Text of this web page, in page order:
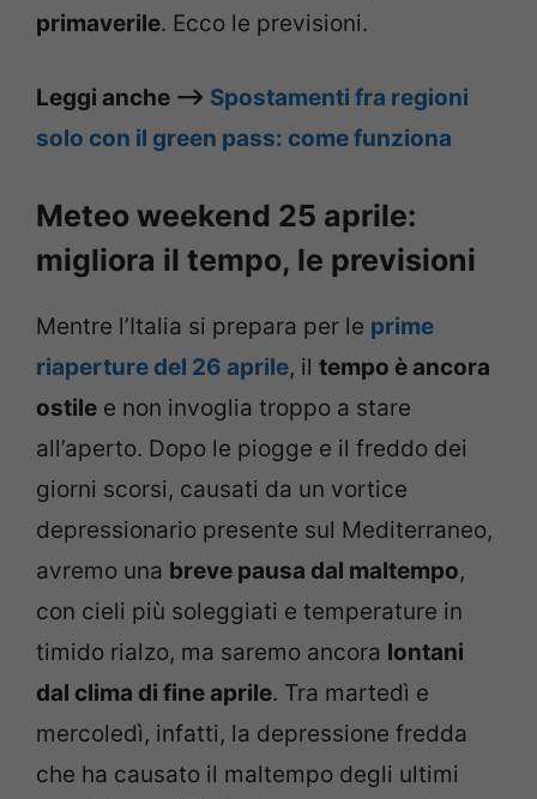
primaverile. Ecco le previsioni.
Leggi anche –> Spostamenti fra regioni
solo con il green pass: come funziona
Meteo weekend 25 aprile:
migliora il tempo, le previsioni
Mentre l’Italia si prepara per le prime
riaperture del 26 aprile, il tempo è ancora
ostile e non invoglia troppo a stare
all’aperto. Dopo le piogge e il freddo dei
giorni scorsi, causati da un vortice
depressionario presente sul Mediterraneo,
avremo una breve pausa dal maltempo,
con cieli più soleggiati e temperature in
timido rialzo, ma saremo ancora lontani
dal clima di fine aprile. Tra martedì e
mercoledì, infatti, la depressione fredda
che ha causato il maltempo degli ultimi